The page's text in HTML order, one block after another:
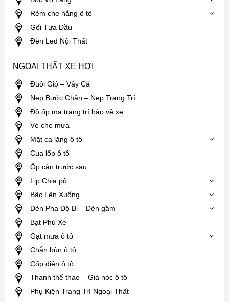
Rèm che nắng ô tô
Gối Tựa Đầu
Đèn Led Nội Thất
NGOẠI THẤT XE HƠI
Đuôi Gió – Vây Cá
Nẹp Bước Chân – Nẹp Trang Trí
Đồ ốp mạ trang trí bảo vệ xe
Vè che mưa
Mặt ca lăng ô tô
Cua lốp ô tô
Ốp cản trước sau
Lip Chia pô
Bậc Lên Xuống
Đèn Pha Độ Bi – Đèn gầm
Bạt Phủ Xe
Gạt mưa ô tô
Chắn bùn ô tô
Cốp điện ô tô
Thanh thể thao – Giá nóc ô tô
Phụ Kiện Trang Trí Ngoại Thất